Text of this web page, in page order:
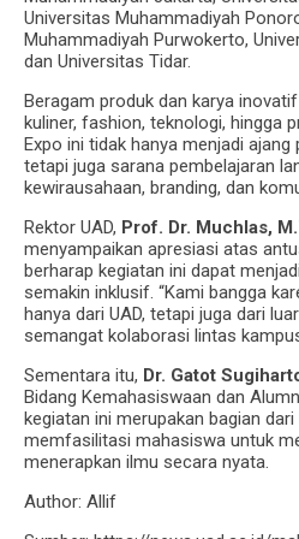
Universitas Muhammadiyah
Muhammadiyah Purwokerto,
dan Universitas Tidar.
Beragam produk dan karya
kuliner, fashion, teknologi, hingga
Expo ini tidak hanya menjadi
tetapi juga sarana pembelajaran
kewirausahaan, branding, dan
Rektor UAD, Prof. Dr. Muchlas,
menyampaikan apresiasi atas
berharap kegiatan ini dapat
semakin inklusif. “Kami bangga
hanya dari UAD, tetapi juga dari
semangat kolaborasi lintas
Sementara itu, Dr. Gatot
Bidang Kemahasiswaan dan
kegiatan ini merupakan bagian
memfasilitasi mahasiswa untuk
menerapkan ilmu secara nyata.
Author: Allif